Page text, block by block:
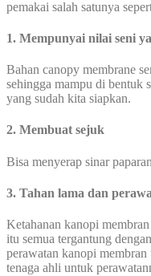
pemakai salah satunya
1. Mempunyai nilai seni
Bahan canopy membrane
sehingga mampu di bentuk
yang sudah kita siapkan.
2. Membuat sejuk
Bisa menyerap sinar
3. Tahan lama dan
Ketahanan kanopi
itu semua tergantung
perawatan kanopi
tenaga ahli untuk